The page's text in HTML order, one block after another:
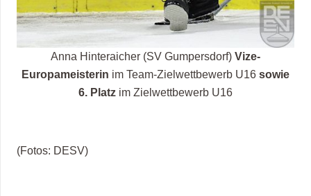
Anna Hinteraicher (SV Gumpersdorf) Vize-
Europameisterin im Team-Zielwettbewerb U16 sowie
6. Platz im Zielwettbewerb U16
(Fotos: DESV)